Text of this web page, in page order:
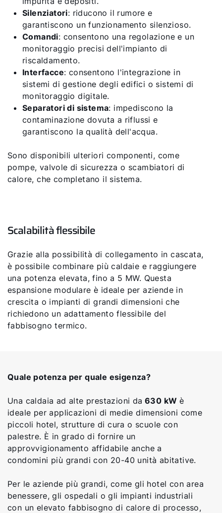
Silenziatori: riducono il rumore e
garantiscono un funzionamento silenzioso.
Comandi: consentono una regolazione e un
monitoraggio precisi dell'impianto di
riscaldamento.
Interfacce: consentono l'integrazione in
sistemi di gestione degli edifici o sistemi di
monitoraggio digitale.
Separatori di sistema: impediscono la
contaminazione dovuta a riflussi e
garantiscono la qualità dell'acqua.
Sono disponibili ulteriori componenti, come
pompe, valvole di sicurezza o scambiatori di
calore, che completano il sistema.
Scalabilità flessibile
Grazie alla possibilità di collegamento in cascata,
è possibile combinare più caldaie e raggiungere
una potenza elevata, fino a 5 MW. Questa
espansione modulare è ideale per aziende in
crescita o impianti di grandi dimensioni che
richiedono un adattamento flessibile del
fabbisogno termico.
Quale potenza per quale esigenza?
Una caldaia ad alte prestazioni da 630 kW è
ideale per applicazioni di medie dimensioni come
piccoli hotel, strutture di cura o scuole con
palestre. È in grado di fornire un
approvvigionamento affidabile anche a
condomini più grandi con 20-40 unità abitative.
Per le aziende più grandi, come gli hotel con area
benessere, gli ospedali o gli impianti industriali
con un elevato fabbisogno di calore di processo,